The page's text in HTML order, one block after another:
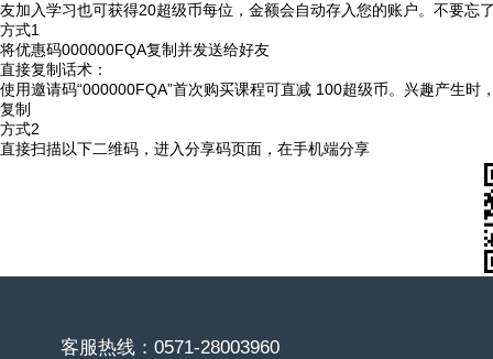
友加入学习也可获得20超级币每位，金额会自动存入您的账户。不要忘
方式1
将优惠码000000FQA复制并发送给好友
直接复制话术：
使用邀请码“000000FQA”首次购买课程可直减 100超级币。兴趣产生时
复制
方式2
直接扫描以下二维码，进入分享码页面，在手机端分享
客服热线：0571-28003960